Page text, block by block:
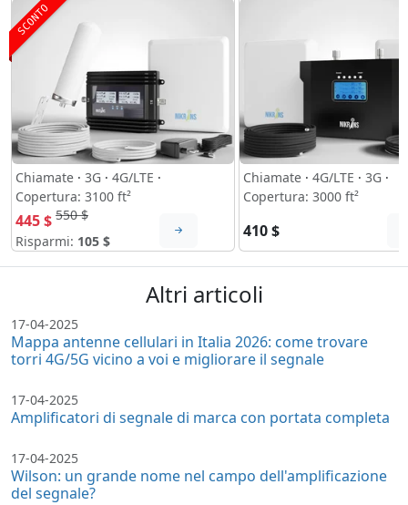
SCONTO
Chiamate · 3G · 4G/LTE ·
Copertura: 3100 ft²
445 $ 550 $
Risparmi: 105 $
Chiamate · 4G/LTE · 3G ·
Copertura: 3000 ft²
410 $
Altri articoli
17-04-2025
Mappa antenne cellulari in Italia 2026: come trovare
torri 4G/5G vicino a voi e migliorare il segnale
17-04-2025
Amplificatori di segnale di marca con portata completa
17-04-2025
Wilson: un grande nome nel campo dell'amplificazione
del segnale?